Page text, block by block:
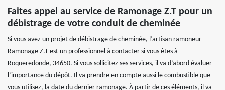
Faites appel au service de Ramonage Z.T pour un
débistrage de votre conduit de cheminée
Si vous avez un projet de débistrage de cheminée, l’artisan ramoneur
Ramonage Z.T est un professionnel à contacter si vous êtes à
Roqueredonde, 34650. Si vous sollicitez ses services, il va d’abord évaluer
l’importance du dépôt. Il va prendre en compte aussi le combustible que
vous utilisez, la date du dernier ramonage. À partir de ces éléments, il va